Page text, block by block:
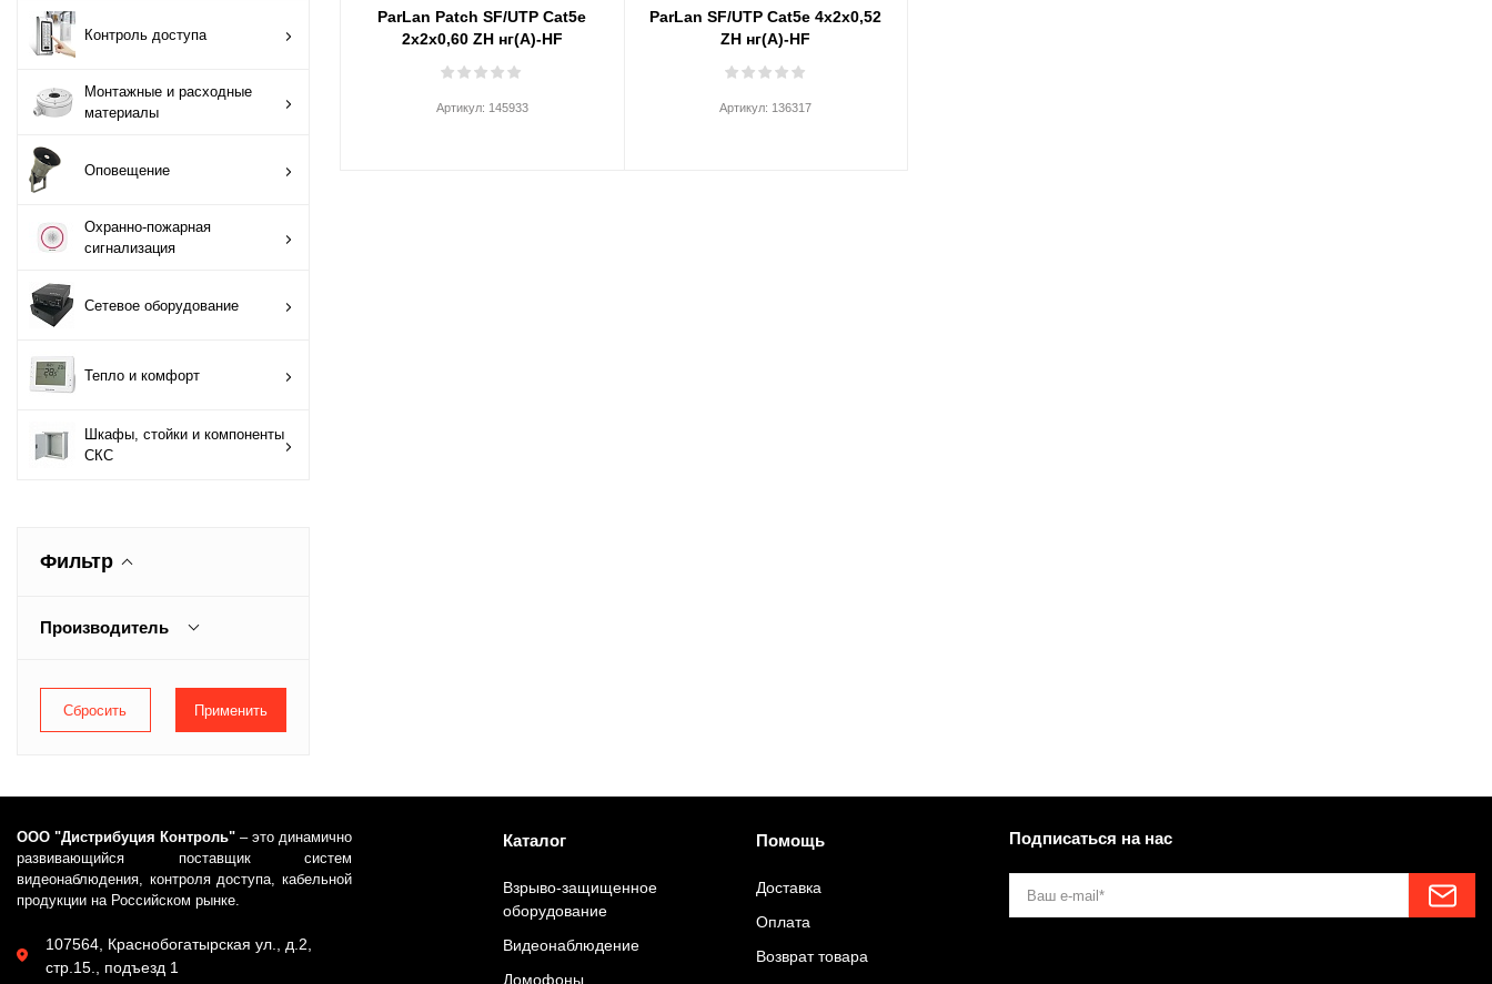
Монтажные и
расходные
Охранно-пожарная
оборудование
компоненты СКС
Контроль доступа
Монтажные и расходные
материалы
Оповещение
Охранно-пожарная
сигнализация
Сетевое оборудование
Тепло и комфорт
Шкафы, стойки и компоненты
СКС
Фильтр
Производитель
ParLan Patch SF/UTP Cat5e
2х2х0,60 ZH нг(А)-HF
Артикул: 145933
ParLan SF/UTP Cat5e 4х2х0,52
ZH нг(А)-HF
Артикул: 136317
ООО "Дистрибуция Контроль" – это динамично
развивающийся поставщик систем
видеонаблюдения, контроля доступа, кабельной
продукции на Российском рынке.
107564, Краснобогатырская ул., д.2,
стр.15., подъезд 1
Каталог
Взрыво-защищенное
оборудование
Видеонаблюдение
Домофоны
Помощь
Доставка
Оплата
Возврат товара
Подписаться на нас